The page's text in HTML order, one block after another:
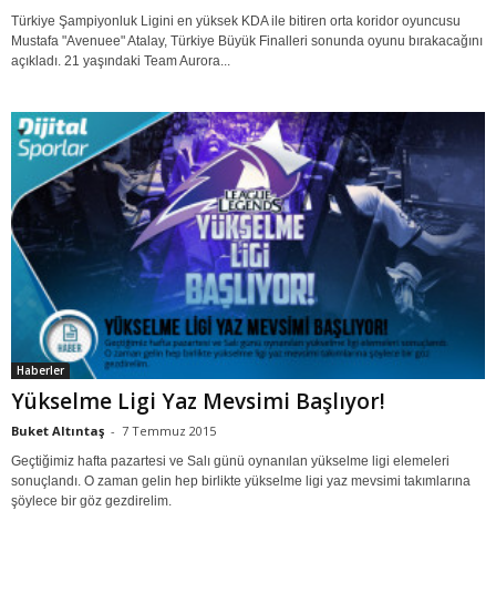
Türkiye Şampiyonluk Ligini en yüksek KDA ile bitiren orta koridor oyuncusu
Mustafa "Avenuee" Atalay, Türkiye Büyük Finalleri sonunda oyunu bırakacağını
açıkladı. 21 yaşındaki Team Aurora...
Haberler
Yükselme Ligi Yaz Mevsimi Başlıyor!
Buket Altıntaş - 7 Temmuz 2015
Geçtiğimiz hafta pazartesi ve Salı günü oynanılan yükselme ligi elemeleri
sonuçlandı. O zaman gelin hep birlikte yükselme ligi yaz mevsimi takımlarına
şöylece bir göz gezdirelim.